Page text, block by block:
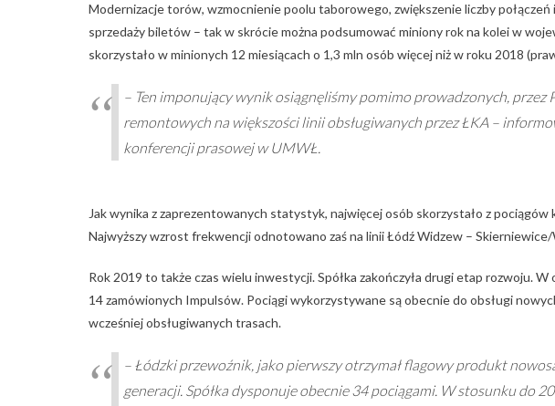
Modernizacje torów, wzmocnienie poolu taborowego, zwiększenie liczby
sprzedaży biletów – tak w skrócie można podsumować miniony rok na kolei w
skorzystało w minionych 12 miesiącach o 1,3 mln osób więcej niż w roku 2018
– Ten imponujący wynik osiągnęliśmy pomimo prowadzonych, przez
remontowych na większości linii obsługiwanych przez ŁKA –
konferencji prasowej w UMWŁ.
Jak wynika z zaprezentowanych statystyk, najwięcej osób skorzystało z
Najwyższy wzrost frekwencji odnotowano zaś na linii Łódź Widzew –
Rok 2019 to także czas wielu inwestycji. Spółka zakończyła drugi etap rozwoju.
14 zamówionych Impulsów. Pociągi wykorzystywane są obecnie do obsługi
wcześniej obsługiwanych trasach.
– Łódzki przewoźnik, jako pierwszy otrzymał flagowy produkt
generacji. Spółka dysponuje obecnie 34 pociągami. W stosunku do